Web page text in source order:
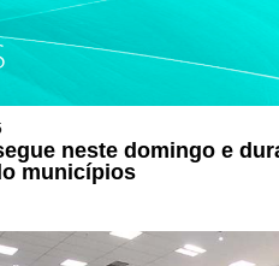
neste domingo e
municípios